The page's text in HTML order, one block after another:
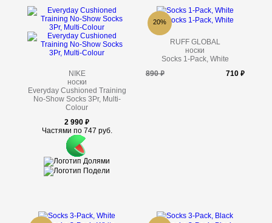
NIKE
носки
Everyday Cushioned Training
No-Show Socks 3Pr, Multi-
Colour
2 990
Частями по 747 руб.
20%
RUFF GLOBAL
носки
Socks 1-Pack, White
890
710